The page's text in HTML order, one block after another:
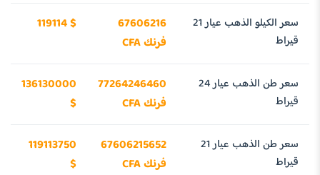
سعر الكيلو الذهب عيار 21
قيراط
67606216
فرنك CFA
119114 $
سعر طن الذهب عيار 24
قيراط
77264246460
فرنك CFA
136130000
$
سعر طن الذهب عيار 21
قيراط
67606215652
فرنك CFA
119113750
$